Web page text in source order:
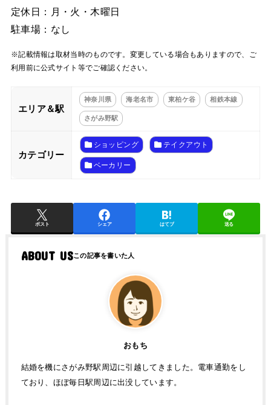
定休日：月・火・木曜日
駐車場：なし
※記載情報は取材当時のものです。変更している場合もありますので、ご
利用前に公式サイト等でご確認ください。
エリア＆駅
神奈川県 海老名市 東柏ケ谷 相鉄本線
さがみ野駅
カテゴリー
ショッピング テイクアウト
ベーカリー
ポスト シェア はてブ 送る
ABOUT US
おもち
結婚を機にさがみ野駅周辺に引越してきました。電車通勤をし
ており、ほぼ毎日駅周辺に出没しています。